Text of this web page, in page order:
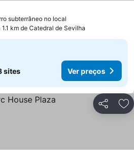
subterrâneo no local
1.1 km de Catedral de Sevilha
sites Ver preços
Partilhar